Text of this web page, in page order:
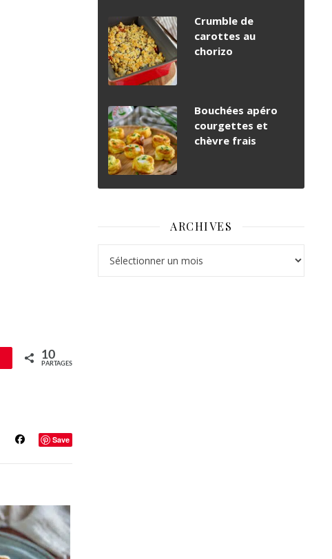
10
PARTAGES
Save
Crumble de
carottes au
chorizo
Bouchées apéro
courgettes et
chèvre frais
ARCHIVES